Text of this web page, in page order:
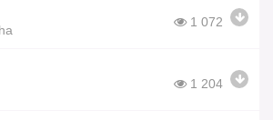
1 072
1 204